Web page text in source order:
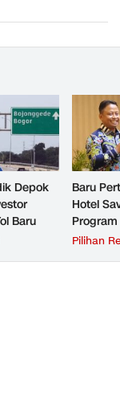
Depok
Baru
Baru
Hotel
Suri
Pilihan